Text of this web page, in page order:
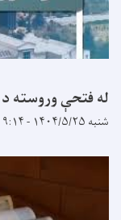
له فتحې وروسته
شنبه ۱۴۰۴/۵/۲۵ - ۹:۱۴